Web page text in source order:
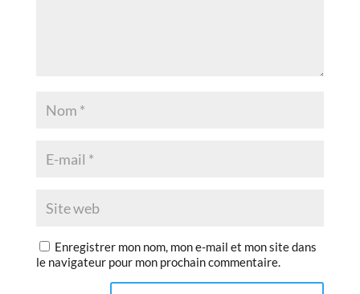
Enregistrer mon nom, mon e-mail et mon site dans
le navigateur pour mon prochain commentaire.